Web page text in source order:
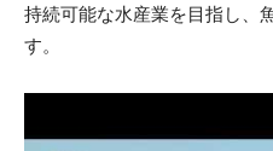
持続可能な水産業を目指し、
す。